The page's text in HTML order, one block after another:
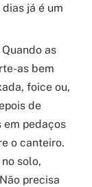
já é um
as
as bem
foice ou,
de
em pedaços
o canteiro.
solo,
precisa